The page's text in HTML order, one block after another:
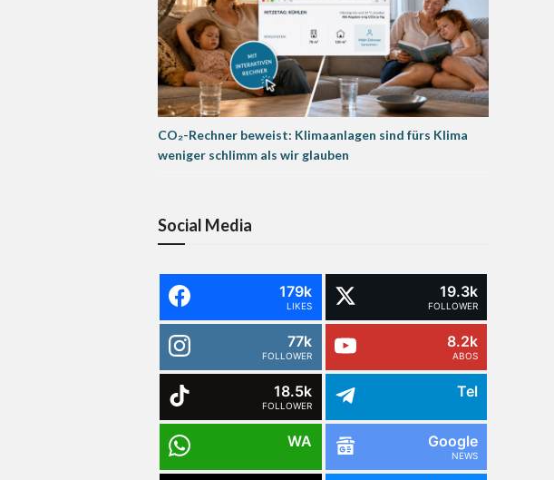
CO₂-Rechner beweist: Klimaanlagen sind fürs Klima
weniger schlimm als wir glauben
Social Media
179k
LIKES
19.3k
FOLLOWER
77k
FOLLOWER
8.2k
ABOS
18.5k
FOLLOWER
Tel
WA Google
NEWS